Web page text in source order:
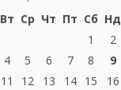
Вт Ср Чт Пт Сб Нд
1
2
4 5 6 7 8
9
11 12 13 14 15
16